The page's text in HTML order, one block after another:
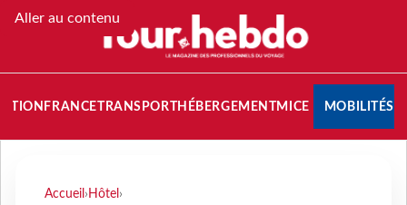
Aller au contenu
FRANCETRANSPORT HÉBERGEMENTMICE MOBILITÉS
Accueil › Hôtel ›